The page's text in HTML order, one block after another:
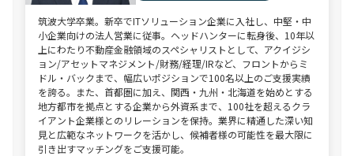
筑波大学卒業。新卒でITソリューション企業に入社し、中堅・中
小企業向けの法人営業に従事。ヘッドハンターに転身後、10年以
上にわたり不動産金融領域のスペシャリストとして、アクイジシ
ョン/アセットマネジメント/財務/経理/IRなど、フロントからミ
ドル・バックまで、幅広いポジションで100名以上のご支援実績
を誇る。また、首都圏に加え、関西・九州・北海道を始めとする
地方都市を拠点とする企業から外資系まで、100社を超えるクラ
イアント企業様とのリレーションを保持。業界に精通した深い知
見と広範なネットワークを活かし、候補者様の可能性を最大限に
引き出すマッチングをご支援可能。